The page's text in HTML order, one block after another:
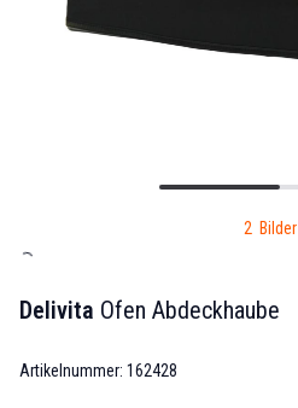
2 Bilder
Delivita Ofen Abdeckhaube
Artikelnummer: 162428